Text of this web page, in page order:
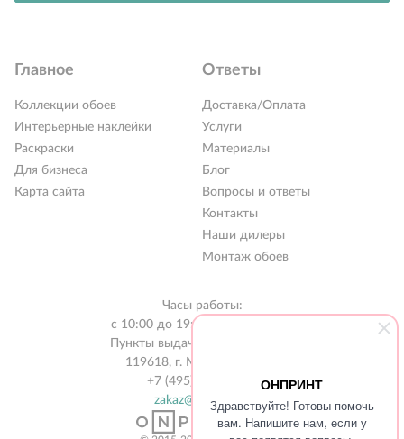
ОНПРИНТ
Здравствуйте! Готовы помочь
вам. Напишите нам, если у
Обои под покраску
Интерьерные картины
Главное
Коллекции обоев
Интерьерные наклейки
Раскраски
Для бизнеса
Карта сайта
Ответы
Доставка/Оплата
Услуги
Материалы
Блог
Вопросы и ответы
Контакты
Наши дилеры
Монтаж обоев
Часы работы:
с 10:00 до 19:00 без выходных
Пункты выдачи в 31 городе РФ
119618, г. Москва, а/я 519
+7 (495) 134-13-56
zakaz@onprint.ru